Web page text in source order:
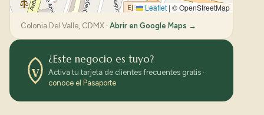
Leaflet | © OpenStreetMap
Colonia Del Valle, CDMX · Abrir en Google Maps →
V
¿Este negocio es tuyo?
Activa tu tarjeta de clientes frecuentes gratis ·
conoce el Pasaporte